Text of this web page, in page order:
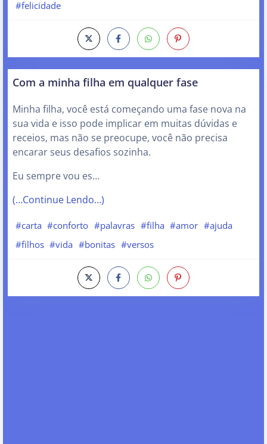
#felicidade
Com a minha filha em qualquer fase
Minha filha, você está começando uma fase nova na
sua vida e isso pode implicar em muitas dúvidas e
receios, mas não se preocupe, você não precisa
encarar seus desafios sozinha.
Eu sempre vou es…
(…Continue Lendo…)
#carta #conforto #palavras #filha #amor #ajuda
#filhos #vida #bonitas #versos